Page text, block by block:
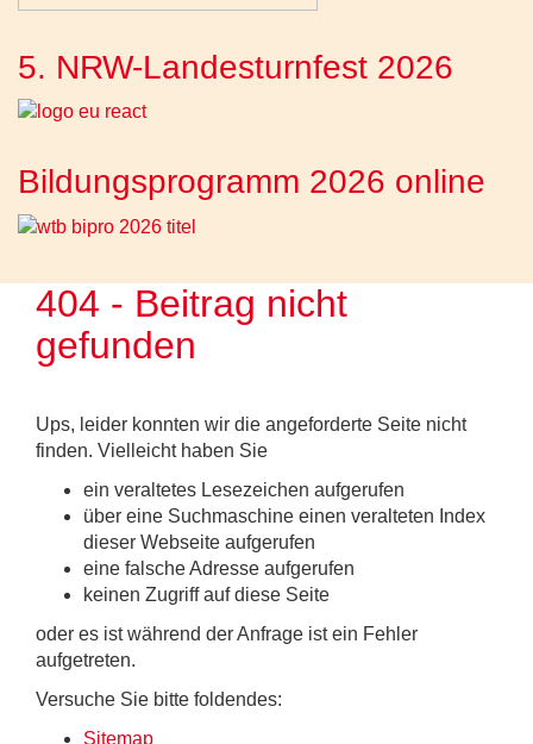
5. NRW-Landesturnfest 2026
Bildungsprogramm 2026 online
404 - Beitrag nicht
gefunden
Ups, leider konnten wir die angeforderte Seite nicht
finden. Vielleicht haben Sie
ein veraltetes Lesezeichen aufgerufen
über eine Suchmaschine einen veralteten Index
dieser Webseite aufgerufen
eine falsche Adresse aufgerufen
keinen Zugriff auf diese Seite
oder es ist während der Anfrage ist ein Fehler
aufgetreten.
Versuche Sie bitte foldendes:
Sitemap